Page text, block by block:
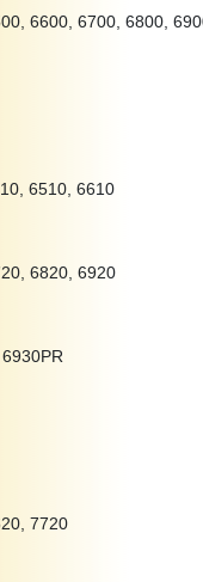
6600, 6700, 6800,
6510, 6610
6820, 6920
7720